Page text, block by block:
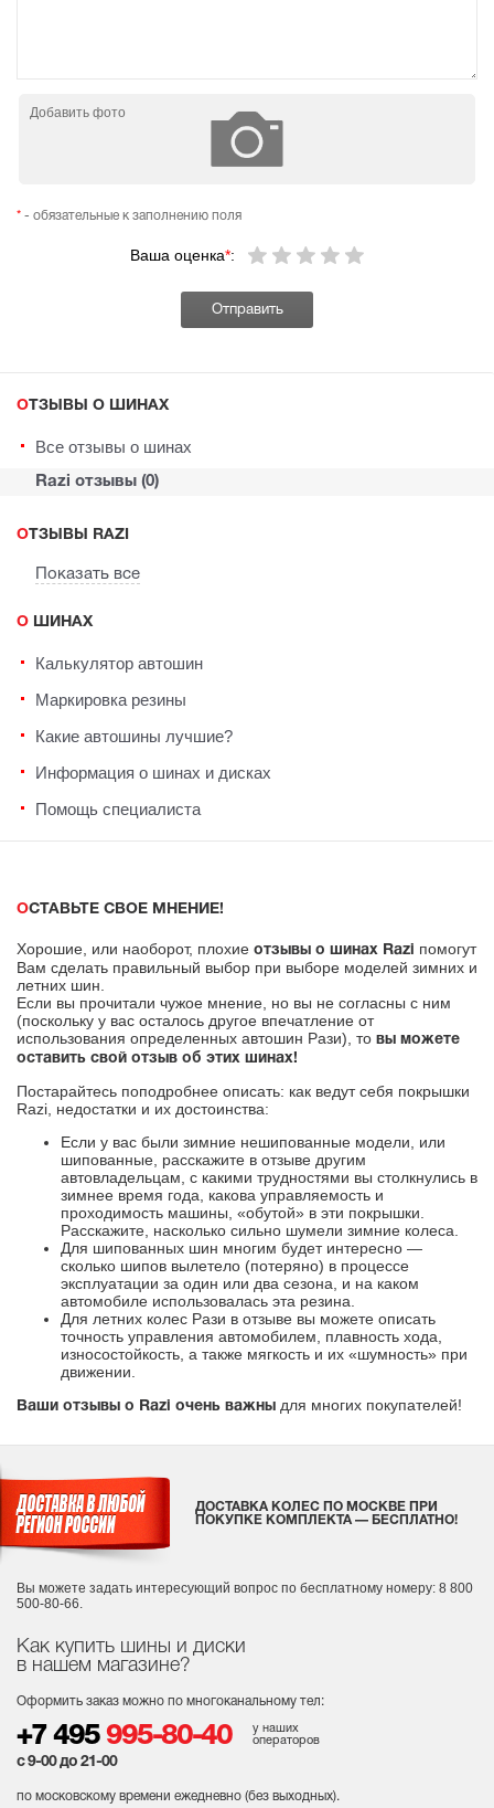
Добавить фото
Ваша оценка*:
* - обязательные к заполнению поля
ОТЗЫВЫ О ШИНАХ
Все отзывы о шинах
Razi отзывы (0)
ОТЗЫВЫ RAZI
Показать все
О ШИНАХ
Калькулятор автошин
Маркировка резины
Какие автошины лучшие?
Информация о шинах и дисках
Помощь специалиста
ОСТАВЬТЕ СВОЕ МНЕНИЕ!
Хорошие, или наоборот, плохие отзывы о шинах Razi
помогут
Вам сделать правильный выбор при выборе моделей зимних и
летних шин.
Если вы прочитали чужое мнение, но вы не согласны с ним
(поскольку у вас осталось другое впечатление от
использования определенных автошин Рази), то вы можете
оставить свой отзыв об этих шинах!
Постарайтесь поподробнее описать: как ведут себя покрышки
Razi, недостатки и их достоинства:
Если у вас были зимние нешипованные модели, или
шипованные, расскажите в отзыве другим
автовладельцам, с какими трудностями вы столкнулись в
зимнее время года, какова управляемость и
проходимость машины, «обутой» в эти покрышки.
Расскажите, насколько сильно шумели зимние колеса.
Для шипованных шин многим будет интересно —
сколько шипов вылетело (потеряно) в процессе
эксплуатации за один или два сезона, и на каком
автомобиле использовалась эта резина.
Для летних колес Рази в отзыве вы можете описать
точность управления автомобилем, плавность хода,
износостойкость, а также мягкость и их «шумность» при
движении.
Ваши отзывы о Razi очень важны для многих покупателей!
Как купить шины и диски
в нашем магазине?
Оформить заказ можно по многоканальному тел:
+7 495 995-80-40
у наших
операторов
с 9-00 до 21-00
по московскому времени ежедневно (без выходных).
ДОСТАВКА КОЛЕС ПО МОСКВЕ ПРИ
ПОКУПКЕ КОМПЛЕКТА — БЕСПЛАТНО!
Вы можете задать интересующий вопрос по бесплатному номеру: 8 800
500-80-66.